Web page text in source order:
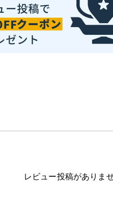
レビュー投稿がありませ